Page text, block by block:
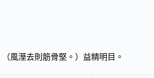
風溼去則筋骨堅。）益精明目。